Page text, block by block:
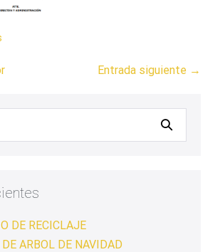
Entrada siguiente →
DE RECICLAJE
ARBOL DE NAVIDAD